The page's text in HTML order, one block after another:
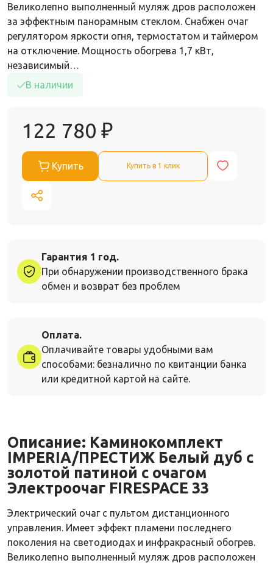
Великолепно выполненный муляж дров расположен
за эффектным панорамным стеклом. Снабжен очаг
регулятором яркости огня, термостатом и таймером
на отключение. Мощность обогрева 1,7 кВт,
независимый…
В наличии
122 780 ₽
Купить Купить в 1 клик
Гарантия 1 год.
При обнаружении производственного брака
обмен и возврат без проблем
Оплата.
Оплачивайте товары удобными вам
способами: безналично по квитанции банка
или кредитной картой на сайте.
Описание: Каминокомплект
IMPERIA/ПРЕСТИЖ Белый дуб с
золотой патиной с очагом
Электроочаг FIRESPACE 33
Электрический очаг с пультом дистанционного
управления. Имеет эффект пламени последнего
поколения на светодиодах и инфракрасный обогрев.
Великолепно выполненный муляж дров расположен